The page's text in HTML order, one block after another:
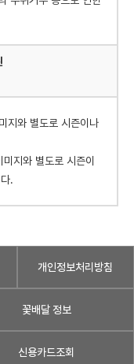
지와 별도로 시즌이나
지와 별도로 시즌이
.
개인정보처리방침
꽃배달 정보
신용카드조회